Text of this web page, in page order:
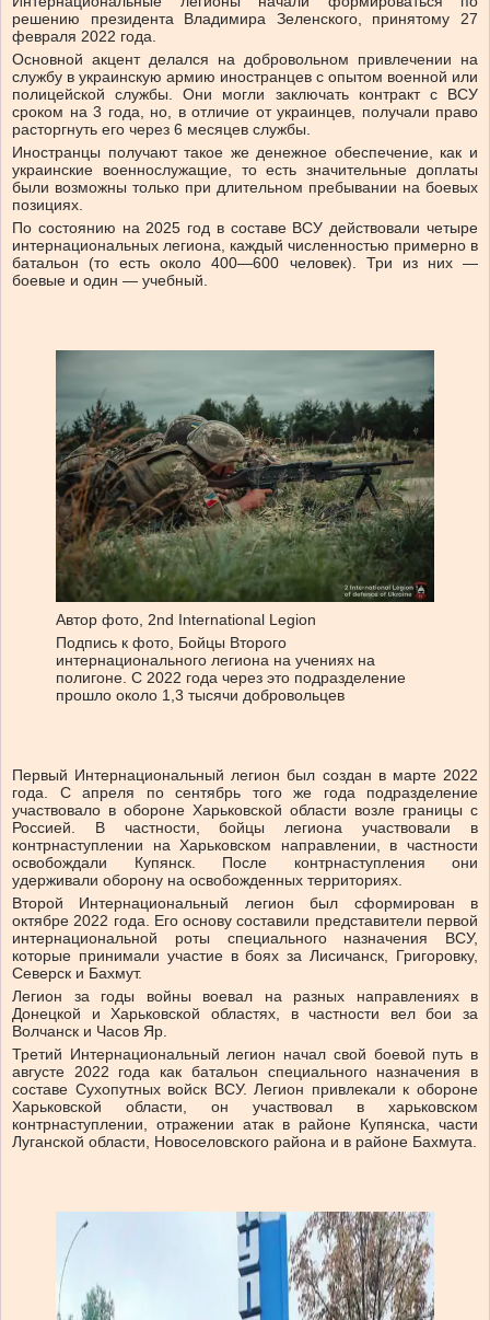
решению президента Владимира Зеленского, принятому 27
февраля 2022 года.
Основной акцент делался на добровольном привлечении на
службу в украинскую армию иностранцев с опытом военной или
полицейской службы. Они могли заключать контракт с ВСУ
сроком на 3 года, но, в отличие от украинцев, получали право
расторгнуть его через 6 месяцев службы.
Иностранцы получают такое же денежное обеспечение, как и
украинские военнослужащие, то есть значительные доплаты
были возможны только при длительном пребывании на боевых
позициях.
По состоянию на 2025 год в составе ВСУ действовали четыре
интернациональных легиона, каждый численностью примерно в
батальон (то есть около 400—600 человек). Три из них —
боевые и один — учебный.
Автор фото, 2nd International Legion
Подпись к фото, Бойцы Второго
интернационального легиона на учениях на
полигоне. С 2022 года через это подразделение
прошло около 1,3 тысячи добровольцев
Первый Интернациональный легион был создан в марте 2022
года. С апреля по сентябрь того же года подразделение
участвовало в обороне Харьковской области возле границы с
Россией. В частности, бойцы легиона участвовали в
контрнаступлении на Харьковском направлении, в частности
освобождали Купянск. После контрнаступления они
удерживали оборону на освобожденных территориях.
Второй Интернациональный легион был сформирован в
октябре 2022 года. Его основу составили представители первой
интернациональной роты специального назначения ВСУ,
которые принимали участие в боях за Лисичанск, Григоровку,
Северск и Бахмут.
Легион за годы войны воевал на разных направлениях в
Донецкой и Харьковской областях, в частности вел бои за
Волчанск и Часов Яр.
Третий Интернациональный легион начал свой боевой путь в
августе 2022 года как батальон специального назначения в
составе Сухопутных войск ВСУ. Легион привлекали к обороне
Харьковской области, он участвовал в харьковском
контрнаступлении, отражении атак в районе Купянска, части
Луганской области, Новоселовского района и в районе Бахмута.